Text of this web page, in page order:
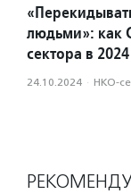
людьми»: как
сектора в
24.10.2024 · НКО-